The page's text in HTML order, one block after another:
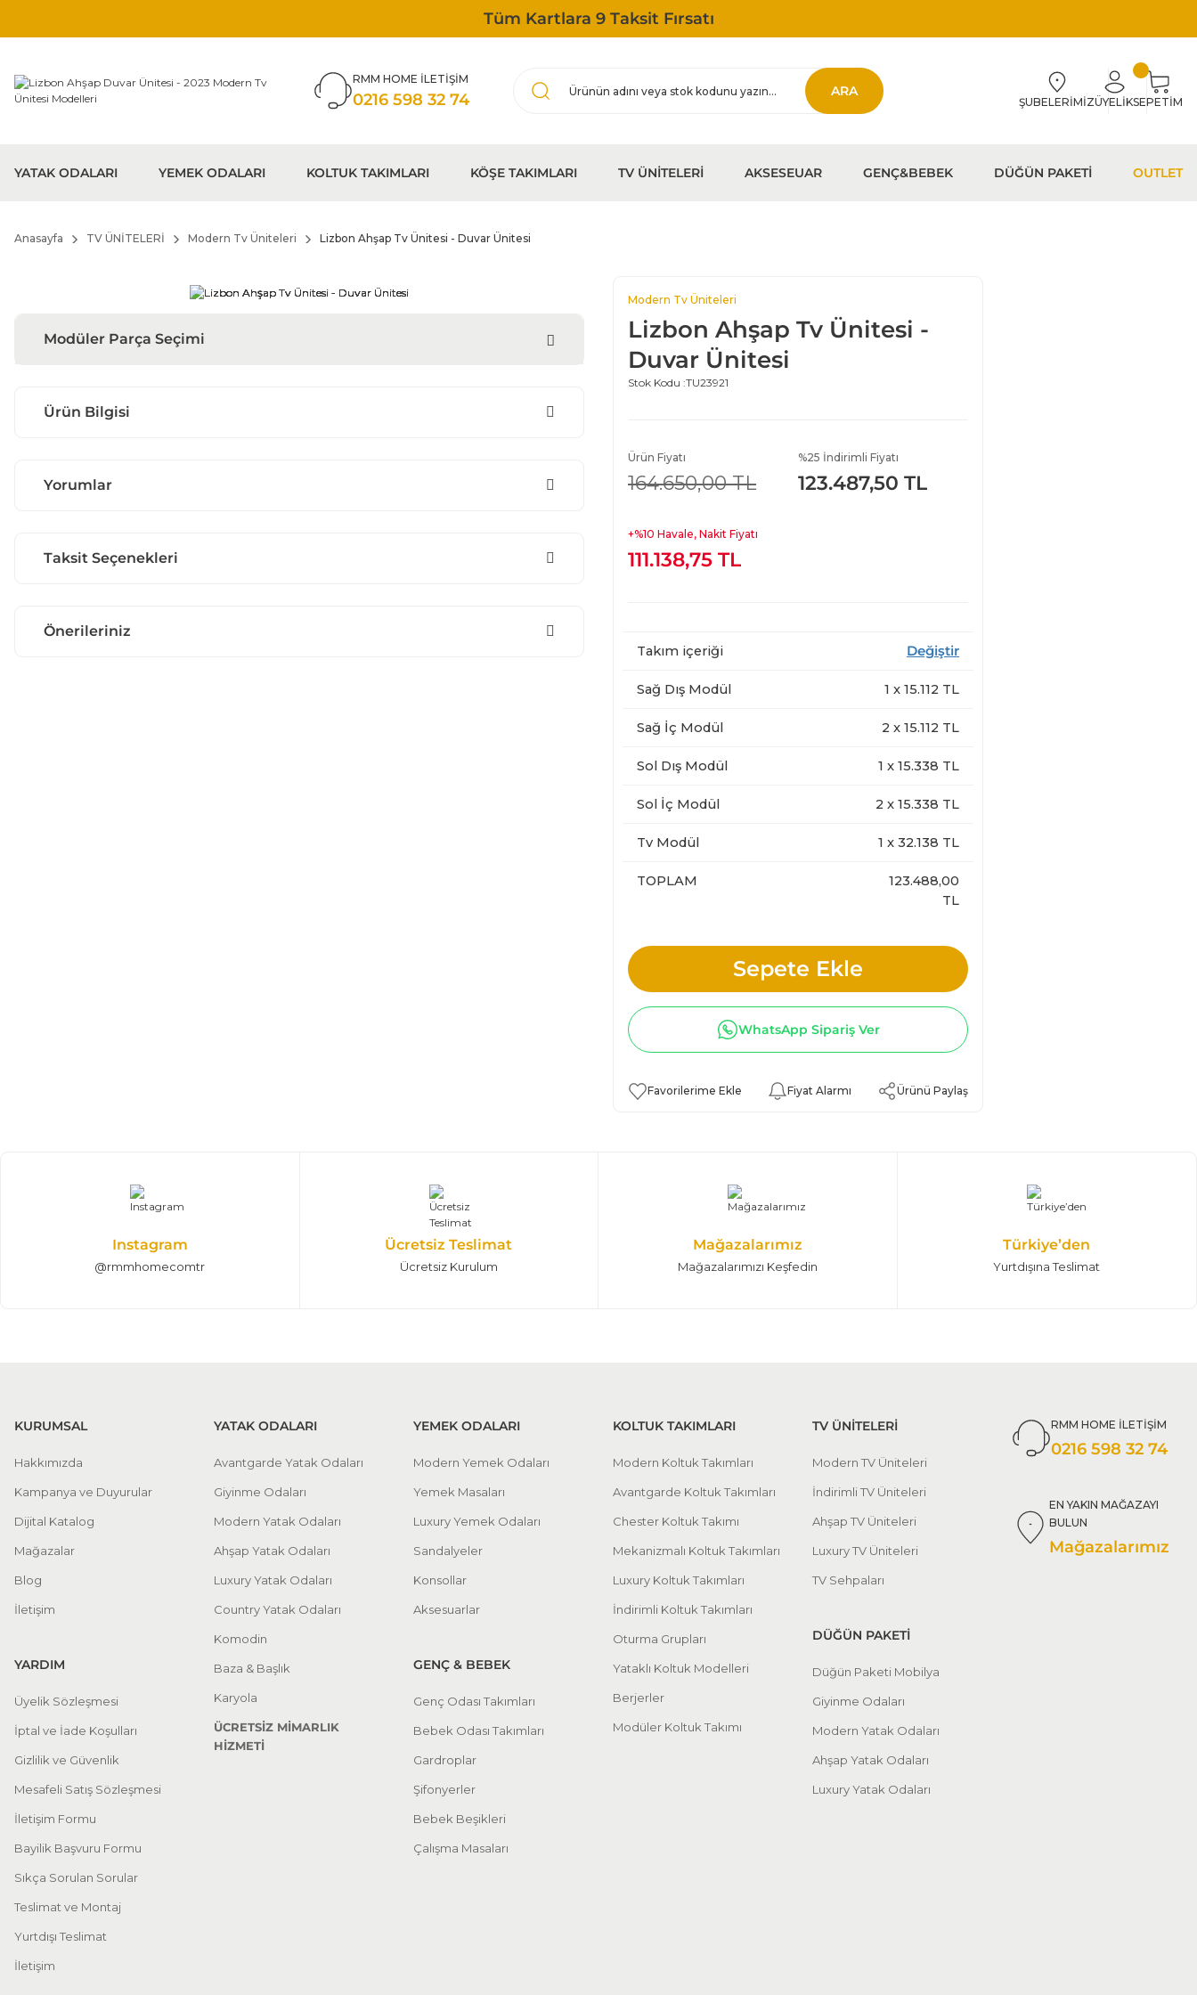
Tüm Kartlara 9 Taksit Fırsatı
RMM HOME İLETİŞİM
0216 598 32 74 ARA
ŞUBELERİMİZÜYELİKSEPETİM
YATAK ODALARI YEMEK ODALARI KOLTUK TAKIMLARI KÖŞE TAKIMLARI TV ÜNİTELERİ AKSESEUAR GENÇ&BEBEK DÜĞÜN PAKETİ OUTLET
Anasayfa TV ÜNİTELERİ Modern Tv Üniteleri Lizbon Ahşap Tv Ünitesi - Duvar Ünitesi
Modüler Parça Seçimi
Ürün Bilgisi
Yorumlar
Taksit Seçenekleri
Önerileriniz
Modern Tv Üniteleri
Lizbon Ahşap Tv Ünitesi -
Duvar Ünitesi
Stok Kodu :TU23921
Ürün Fiyatı
164.650,00 TL
%25 İndirimli Fiyatı
123.487,50 TL
+%10 Havale, Nakit Fiyatı
111.138,75 TL
Takım içeriği Değiştir
Sağ Dış Modül 1 x 15.112 TL
Sağ İç Modül 2 x 15.112 TL
Sol Dış Modül 1 x 15.338 TL
Sol İç Modül 2 x 15.338 TL
Tv Modül 1 x 32.138 TL
TOPLAM
123.488,00
TL
Sepete Ekle
WhatsApp Sipariş Ver
Fiyat Alarmı Ürünü Paylaş
Instagram
@rmmhomecomtr
Ücretsiz Teslimat
Ücretsiz Kurulum
Mağazalarımız
Mağazalarımızı Keşfedin
Türkiye’den
Yurtdışına Teslimat
KURUMSAL
Hakkımızda
Kampanya ve Duyurular
Dijital Katalog
Mağazalar
Blog
İletişim
YARDIM
Üyelik Sözleşmesi
İptal ve İade Koşulları
Gizlilik ve Güvenlik
Mesafeli Satış Sözleşmesi
İletişim Formu
Bayilik Başvuru Formu
Sıkça Sorulan Sorular
Teslimat ve Montaj
Yurtdışı Teslimat
İletişim
YATAK ODALARI
Avantgarde Yatak Odaları
Giyinme Odaları
Modern Yatak Odaları
Ahşap Yatak Odaları
Luxury Yatak Odaları
Country Yatak Odaları
Komodin
Baza & Başlık
Karyola
ÜCRETSİZ MİMARLIK
HİZMETİ
YEMEK ODALARI
Modern Yemek Odaları
Yemek Masaları
Luxury Yemek Odaları
Sandalyeler
Konsollar
Aksesuarlar
GENÇ & BEBEK
Genç Odası Takımları
Bebek Odası Takımları
Gardroplar
Şifonyerler
Bebek Beşikleri
Çalışma Masaları
KOLTUK TAKIMLARI
Modern Koltuk Takımları
Avantgarde Koltuk Takımları
Chester Koltuk Takımı
Mekanizmalı Koltuk Takımları
Luxury Koltuk Takımları
İndirimli Koltuk Takımları
Oturma Grupları
Yataklı Koltuk Modelleri
Berjerler
Modüler Koltuk Takımı
TV ÜNİTELERİ
Modern TV Üniteleri
İndirimli TV Üniteleri
Ahşap TV Üniteleri
Luxury TV Üniteleri
TV Sehpaları
DÜĞÜN PAKETİ
Düğün Paketi Mobilya
Giyinme Odaları
Modern Yatak Odaları
Ahşap Yatak Odaları
Luxury Yatak Odaları
RMM HOME İLETİŞİM
0216 598 32 74
EN YAKIN MAĞAZAYI
BULUN
Mağazalarımız